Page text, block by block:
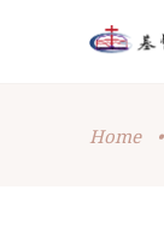
Home •